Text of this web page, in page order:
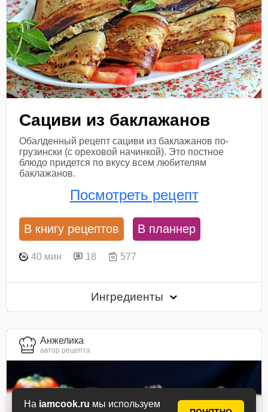
На iamcook.ru мы используем
Сациви из баклажанов
Обалденный рецепт сациви из баклажанов по-
грузински (с ореховой начинкой). Это постное
блюдо придется по вкусу всем любителям
баклажанов.
Посмотреть рецепт
В книгу рецептов В планнер
40 мин 18 577
Ингредиенты
Анжелика
автор рецепта